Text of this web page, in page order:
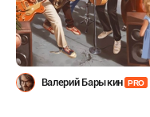
Валерий Барыкин PRO